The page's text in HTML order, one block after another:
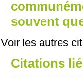
souvent
Voir les autres
Citations